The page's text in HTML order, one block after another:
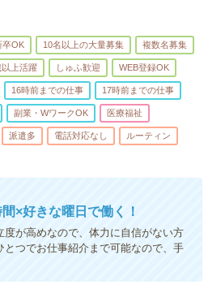
卒OK 10名以上の大量募集 複数名募集
以上活躍 しゅふ歓迎 WEB登録OK
16時前までの仕事 17時前までの仕事
副業・WワークOK 医療福祉
派遣多 電話対応なし ルーティン
×好きな曜日で働く！
が高めなので、体力に自信がない方
つでお仕事紹介まで可能なので、手